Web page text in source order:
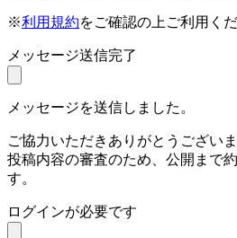
※利用規約をご確認の上ご利用く
メッセージ送信完了
メッセージを送信しました。
ご協力いただきありがとうございま
投稿内容の審査のため、公開まで
す。
ログインが必要です